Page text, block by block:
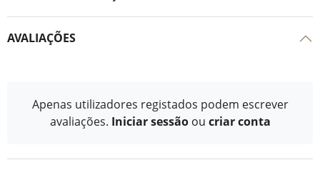
AVALIAÇÕES
Apenas utilizadores registados podem escrever
avaliações. Iniciar sessão ou criar conta